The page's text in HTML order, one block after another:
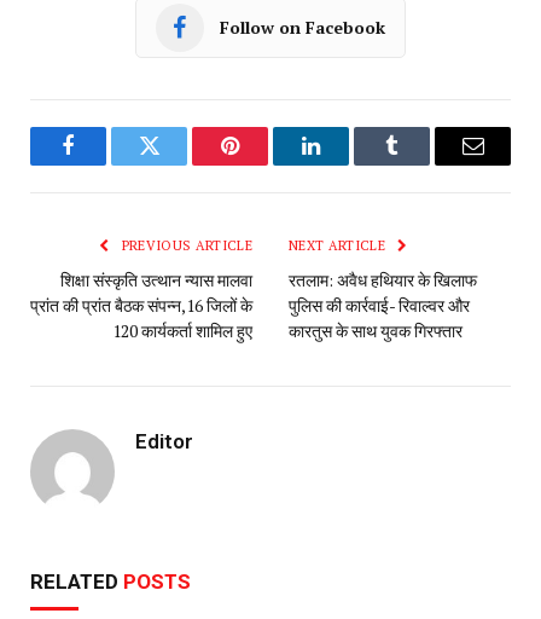
Follow on Facebook
FacebookTwitter Pinterest LinkedInTumblr Email
PREVIOUS ARTICLE
शिक्षा संस्कृति उत्थान न्यास मालवा
प्रांत की प्रांत बैठक संपन्न,16 जिलों के
120 कार्यकर्ता शामिल हुए
NEXT ARTICLE
रतलाम: अवैध हथियार के खिलाफ
पुलिस की कार्रवाई- रिवाल्वर और
कारतुस के साथ युवक गिरफ्तार
Editor
RELATED POSTS